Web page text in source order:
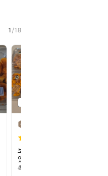
1 /18
보름전에 주문해서 먹
었는데 맛있었고요.촉
촉하고 말랑해서...